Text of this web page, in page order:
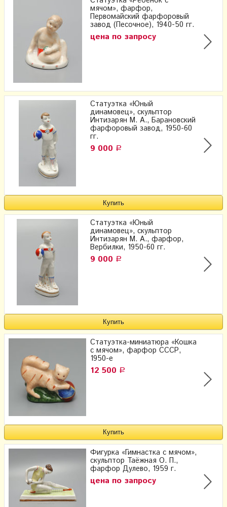
мячом», фарфор,
Первомайский фарфоровый
завод (Песочное), 1940-50 гг.
цена по запросу
Статуэтка «Юный
динамовец», скульптор
Интизарян​ М. А.​, Барановский
фарфоровый завод, 1950-60
гг.
9 000 Р
Статуэтка «Юный
динамовец», скульптор
Интизарян​ М. А.​, фарфор,
Вербилки, 1950-60 гг.
9 000 Р
Статуэтка-миниатюра «Кошка
с мячом», фарфор СССР,
1950-е
12 500 Р
Фигурка «Гимнастка с мячом»,
скульптор Таёжная О. П.,
фарфор Дулево, 1959 г.
цена по запросу